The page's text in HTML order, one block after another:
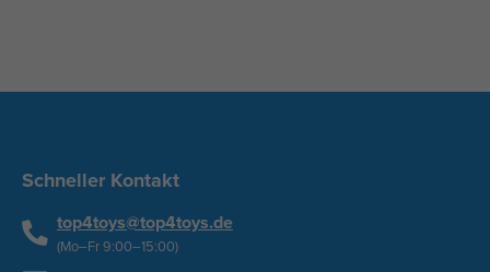
Schneller Kontakt
top4toys@top4toys.de
(Mo–Fr 9:00–15:00)